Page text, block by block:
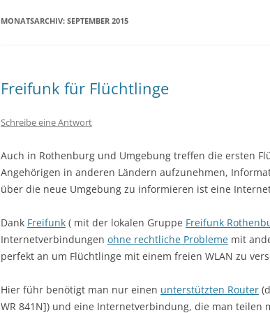
MONATSARCHIV: SEPTEMBER 2015
Freifunk für Flüchtlinge
Schreibe eine Antwort
Auch in Rothenburg und Umgebung treffen die ersten
Angehörigen in anderen Ländern aufzunehmen,
über die neue Umgebung zu informieren ist eine
Dank Freifunk ( mit der lokalen Gruppe Freifunk
Internetverbindungen ohne rechtliche Probleme mit
perfekt an um Flüchtlinge mit einem freien WLAN zu
Hier führ benötigt man nur einen unterstützten Router
WR 841N]) und eine Internetverbindung, die man teilen